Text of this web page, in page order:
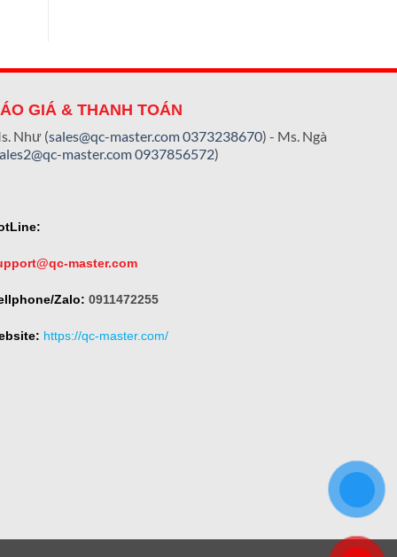
GIÁ & THANH TOÁN
Như (sales@qc-master.com0373238670) - Ms. Ngà
master.com0937856572)
master.com
Zalo: 0911472255
https://qc-master.com/